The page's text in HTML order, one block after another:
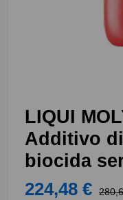
LIQUI
Additivo
biocida
224,48 €